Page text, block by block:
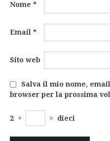
Nome *
Email *
Sito web
Salva il mio nome,
browser per la prossima
2 + = dieci